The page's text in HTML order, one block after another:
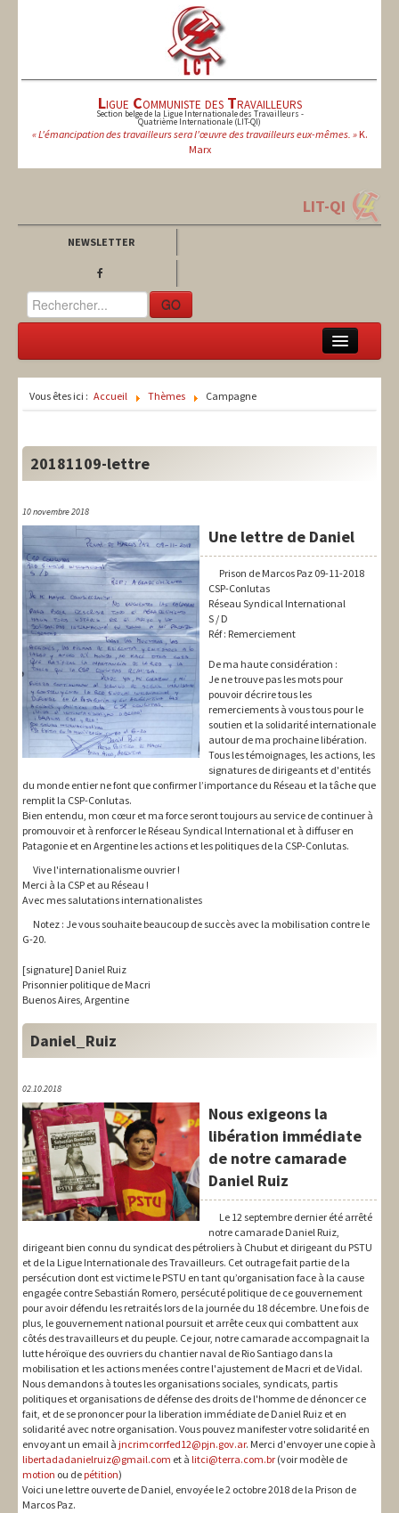
Ligue Communiste des Travailleurs
Section belge de la Ligue Internationale des Travailleurs -
Quatrième Internationale (LIT-QI)
« L'émancipation des travailleurs sera l'œuvre des travailleurs eux-mêmes. »K.
Marx
LIT-QI
NEWSLETTER
GO
Europe
International
Syndical
Social
Thèmes
Vous êtes ici : Accueil Thèmes Campagne
20181109-lettre
10 novembre 2018
Une lettre de Daniel
Prison de Marcos Paz 09-11-2018
CSP-Conlutas
Réseau Syndical International
S / D
Réf : Remerciement
De ma haute considération :
Je ne trouve pas les mots pour
pouvoir décrire tous les
remerciements à vous tous pour le
soutien et la solidarité internationale
autour de ma prochaine libération.
Tous les témoignages, les actions, les
signatures de dirigeants et d'entités
du monde entier ne font que confirmer l’importance du Réseau et la tâche que
remplit la CSP-Conlutas.
Bien entendu, mon cœur et ma force seront toujours au service de continuer à
promouvoir et à renforcer le Réseau Syndical International et à diffuser en
Patagonie et en Argentine les actions et les politiques de la CSP-Conlutas.
Vive l'internationalisme ouvrier !
Merci à la CSP et au Réseau !
Avec mes salutations internationalistes
Notez : Je vous souhaite beaucoup de succès avec la mobilisation contre le
G-20.
[signature] Daniel Ruiz
Prisonnier politique de Macri
Buenos Aires, Argentine
Daniel_Ruiz
02.10.2018
Nous exigeons la
libération immédiate
de notre camarade
Daniel Ruiz
Le 12 septembre dernier été arrêté
notre camarade Daniel Ruiz,
dirigeant bien connu du syndicat des pétroliers à Chubut et dirigeant du PSTU
et de la Ligue Internationale des Travailleurs. Cet outrage fait partie de la
persécution dont est victime le PSTU en tant qu’organisation face à la cause
engagée contre Sebastián Romero, persécuté politique de ce gouvernement
pour avoir défendu les retraités lors de la journée du 18 décembre. Une fois de
plus, le gouvernement national poursuit et arrête ceux qui combattent aux
côtés des travailleurs et du peuple. Ce jour, notre camarade accompagnait la
lutte héroïque des ouvriers du chantier naval de Rio Santiago dans la
mobilisation et les actions menées contre l'ajustement de Macri et de Vidal.
Nous demandons à toutes les organisations sociales, syndicats, partis
politiques et organisations de défense des droits de l'homme de dénoncer ce
fait, et de se prononcer pour la liberation immédiate de Daniel Ruiz et en
solidarité avec notre organisation. Vous pouvez manifester votre solidarité en
envoyant un email à jncrimcorrfed12@pjn.gov.ar. Merci d'envoyer une copie à
libertadadanielruiz@gmail.com et à litci@terra.com.br (voir modèle de
motion ou de pétition)
Voici une lettre ouverte de Daniel, envoyée le 2 octobre 2018 de la Prison de
Marcos Paz.